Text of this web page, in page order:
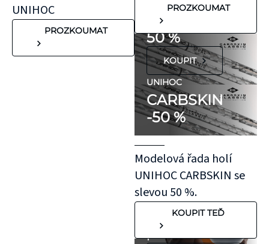
UNIHOC
PROZKOUMAT
PROZKOUMAT
SE SLEVOU
50 %
KOUPIT
UNIHOC
CARBSKIN
-50 %
Modelová řada holí
UNIHOC CARBSKIN se
slevou 50 %.
KOUPIT TEĎ
vyvolat alergické
reakce. Pokud ale
víte, že máte velmi
citlivou pokožku,
doporučujeme
otestovat malý
kousek KT pásky
aplikovaný bez
roztažení nejprve
na oblast se
"silnější"
pokožkou, jako je
koleno, nebo
předloktí.